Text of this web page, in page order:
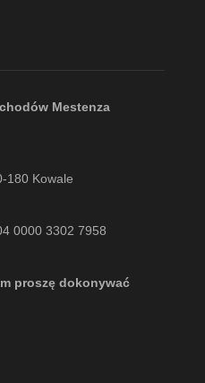
Mestenza
180 Kowale
0000 3302 7958
proszę dokonywać